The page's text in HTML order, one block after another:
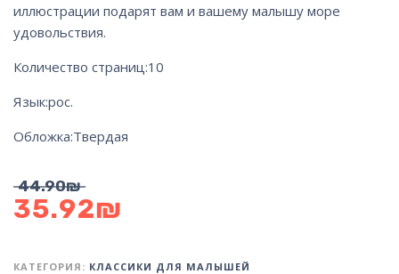
иллюстрации подарят вам и вашему малышу море
удовольствия.
Количество страниц:10
Язык:рос.
Обложка:Твердая
44.90₪
35.92₪
КАТЕГОРИЯ: КЛАССИКИ ДЛЯ МАЛЫШЕЙ